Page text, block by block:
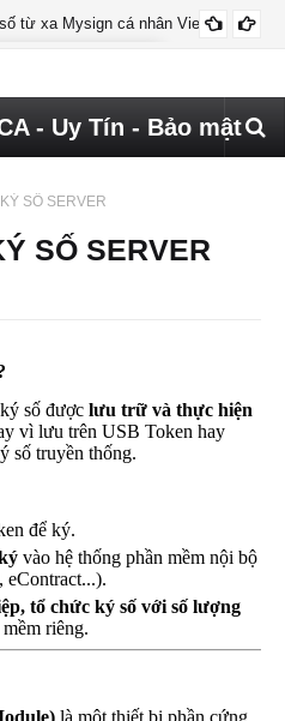
từ xa Mysign cá nhân Viettel
- Uy Tín - Bảo mật
SỐ SERVER
SỐ SERVER
số được lưu trữ và thực hiện
vì lưu trên USB Token hay
số truyền thống.
để ký.
vào hệ thống phần mềm nội bộ
eContract...).
tổ chức ký số với số lượng
riêng.
là một thiết bị phần cứng